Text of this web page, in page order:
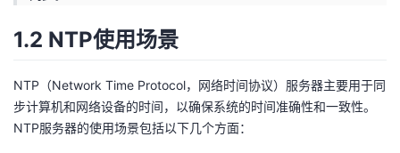
坛
圈
子
的
直
播
我
的
活
我
的
我
1.2 NTP使用场景
NTP（Network Time Protocol，网络时间协议）服务器主要用于同
步计算机和网络设备的时间，以确保系统的时间准确性和一致性。
NTP服务器的使用场景包括以下几个方面：